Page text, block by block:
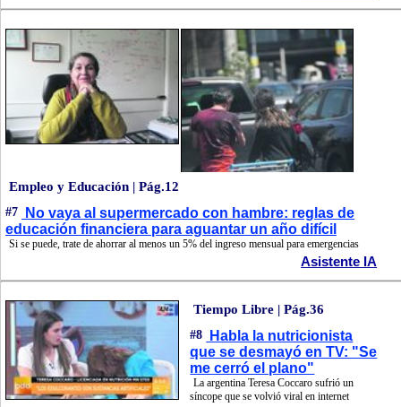
Empleo y Educación | Pág.12
#7
No vaya al supermercado con hambre: reglas de
educación financiera para aguantar un año difícil
Si se puede, trate de ahorrar al menos un 5% del ingreso mensual para emergencias
Asistente IA
Tiempo Libre | Pág.36
#8
Habla la nutricionista
que se desmayó en TV: "Se
me cerró el plano"
La argentina Teresa Coccaro sufrió un
síncope que se volvió viral en internet